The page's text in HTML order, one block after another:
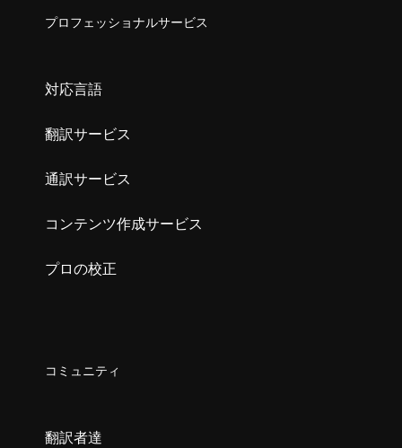
プロフェッショナルサービス
対応言語
翻訳サービス
通訳サービス
コンテンツ作成サービス
プロの校正
コミュニティ
翻訳者達